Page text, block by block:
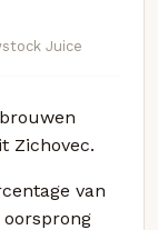
Juice
Zichovec.
van